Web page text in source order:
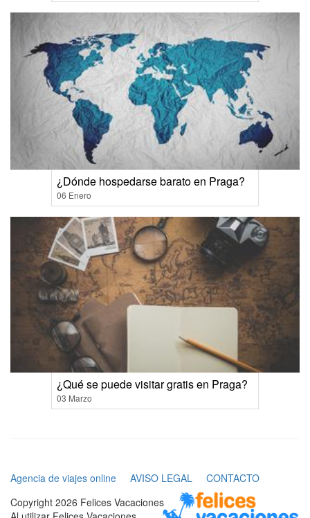
¿Dónde hospedarse barato en Praga?
06 Enero
¿Qué se puede visitar gratis en Praga?
03 Marzo
Agencia de viajes online AVISO LEGAL
CONTACTO
Copyright 2026 Felices Vacaciones